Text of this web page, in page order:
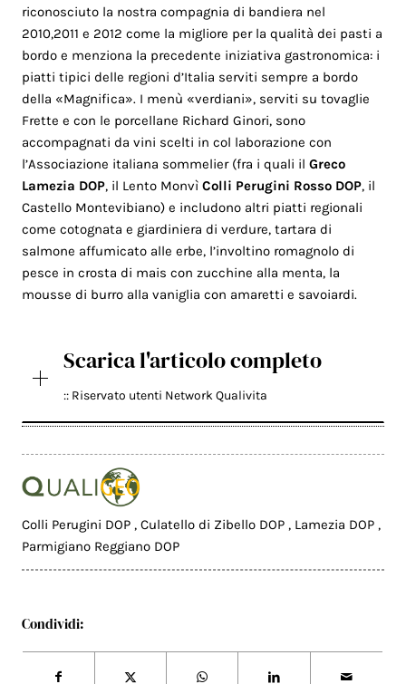
riconosciuto la nostra compagnia di bandiera nel
2010,2011 e 2012 come la migliore per la qualità dei pasti a
bordo e menziona la precedente iniziativa gastronomica: i
piatti tipici delle regioni d’Italia serviti sempre a bordo
della «Magnifica». I menù «verdiani», serviti su tovaglie
Frette e con le porcellane Richard Ginori, sono
accompagnati da vini scelti in col laborazione con
l’Associazione italiana sommelier (fra i quali ilGreco
Lamezia DOP, il Lento MonvìColli Perugini Rosso DOP, il
Castello Montevibiano) e includono altri piatti regionali
come cotognata e giardiniera di verdure, tartara di
salmone affumicato alle erbe, l’involtino romagnolo di
pesce in crosta di mais con zucchine alla menta, la
mousse di burro alla vaniglia con amaretti e savoiardi.
Scarica l'articolo completo
:: Riservato utenti Network Qualivita
Colli Perugini DOP,Culatello di Zibello DOP, Lamezia DOP,
Parmigiano Reggiano DOP
Condividi: